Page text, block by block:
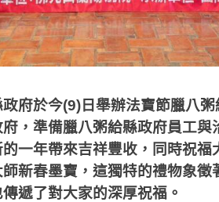
府於今(9)日舉辦法寶節臘八
，準備臘八粥給縣政府員工
一年帶來吉祥豐收，同時祝
新春墨寶，這獨特的禮物象
遞了對大家的深厚祝福。